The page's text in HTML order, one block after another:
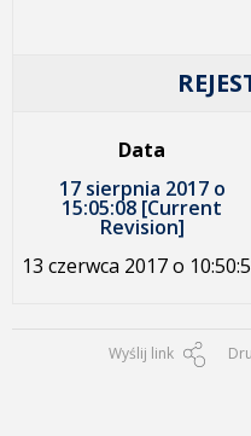
Data
17 sierpnia 2017 o
15:05:08 [Current
Revision]
13 czerwca 2017 o
Wyślij link